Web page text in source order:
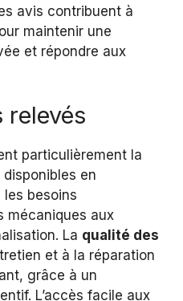
avis contribuent à
maintenir une
et répondre aux
particulièrement la
disponibles en
besoins
mécaniques aux
La qualité des
et à la réparation
grâce à un
L’accès facile aux